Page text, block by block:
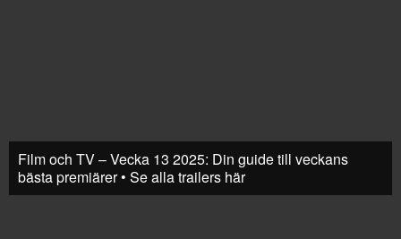
Film och TV – Vecka 13 2025: Din guide till veckans
bästa premiärer • Se alla trailers här